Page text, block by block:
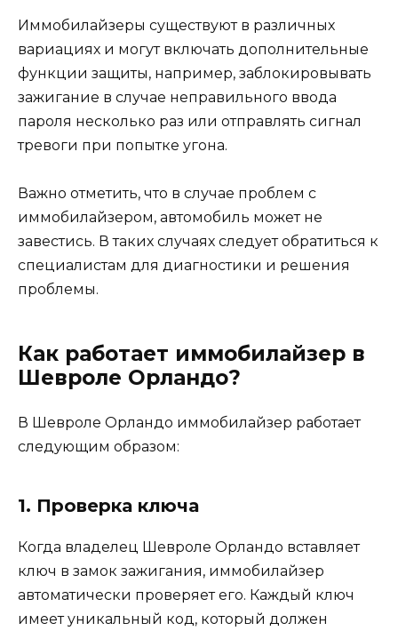
Иммобилайзеры существуют в различных
вариациях и могут включать дополнительные
функции защиты, например, заблокировывать
зажигание в случае неправильного ввода
пароля несколько раз или отправлять сигнал
тревоги при попытке угона.
Важно отметить, что в случае проблем с
иммобилайзером, автомобиль может не
завестись. В таких случаях следует обратиться к
специалистам для диагностики и решения
проблемы.
Как работает иммобилайзер в
Шевроле Орландо?
В Шевроле Орландо иммобилайзер работает
следующим образом:
1. Проверка ключа
Когда владелец Шевроле Орландо вставляет
ключ в замок зажигания, иммобилайзер
автоматически проверяет его. Каждый ключ
имеет уникальный код, который должен